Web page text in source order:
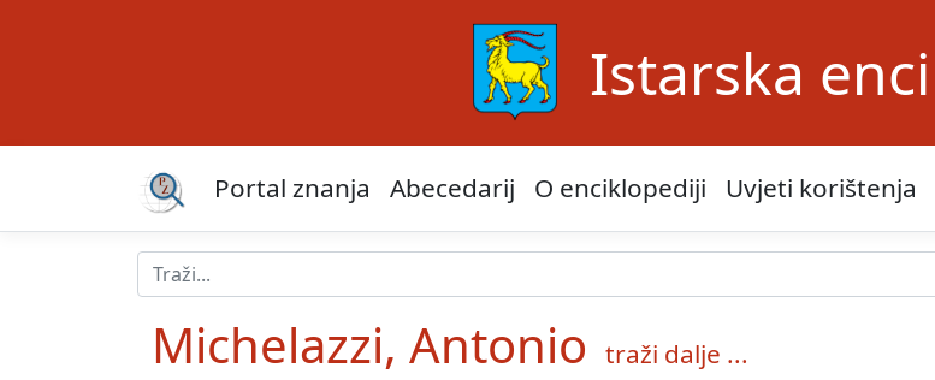
Istarska
Portal znanja Abecedarij O enciklopediji Uvjeti korištenja
Michelazzi, Antonio traži dalje ...